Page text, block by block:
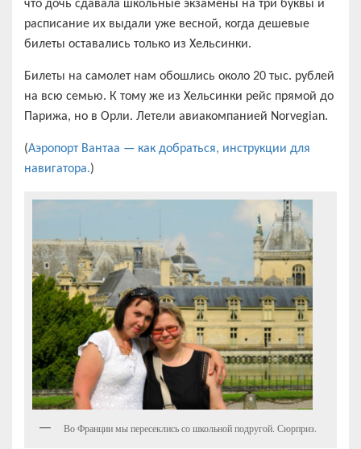
что дочь сдавала школьные экзамены на три буквы и
расписание их выдали уже весной, когда дешевые
билеты оставались только из Хельсинки.
Билеты на самолет нам обошлись около 20 тыс. рублей
на всю семью. К тому же из Хельсинки рейс прямой до
Парижа, но в Орли. Летели авиакомпанией Norvegian.
(Аэропорт Вантаа — как добраться, инструкции для
навигатора.)
Во Франции мы пересеклись со школьной подругой. Сюрприз.